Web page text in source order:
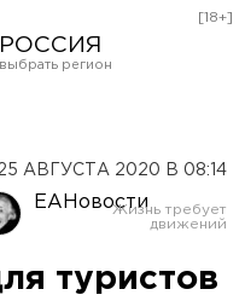
РОССИЯ
Оренбург
[18+]
АВГУСТА 2020 В 08:14
ЕАНовости
туристов